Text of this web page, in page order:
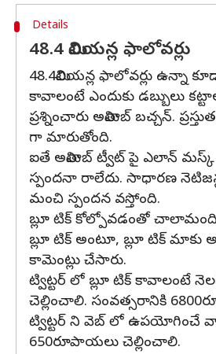
Details
48.4 మిలియన్ల ఫాలోవర్లు
48.4మిలియన్ల ఫాలోవర్లు ఉన్నా
కావాలంటే ఎందుకు డబ్బులు
ప్రశ్నించారు అమితాబ్ బచ్చన్.
గా మారుతోంది.
ఐతే అమితాబ్ ట్వీట్ పై ఎలాన్
స్పందనా రాలేదు. సాధారణ
మంచి స్పందన వస్తోంది.
బ్లూ టిక్ కోల్పోవడంతో చాలామంది
బ్లూ టిక్ అంటూ, బ్లూ టిక్ మాకు
కామెంట్లు చేసారు.
ట్విట్టర్ లో బ్లూ టిక్ కావాలంటే
చెల్లించాలి. సంవత్సరానికి
ట్విట్టర్ ని వెబ్ లో ఉపయోగించే
650రూపాయలు చెల్లించాలి.